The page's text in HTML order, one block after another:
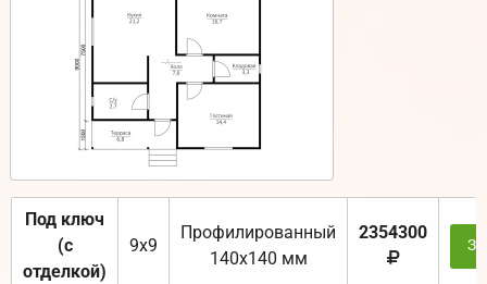
Под ключ
(с
отделкой)
9х9
Профилированный
140х140 мм
2354300